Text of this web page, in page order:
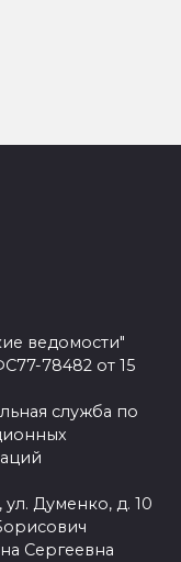
ведомости"
78482 от 15
служба по
Думенко, д. 10
Сергеевна